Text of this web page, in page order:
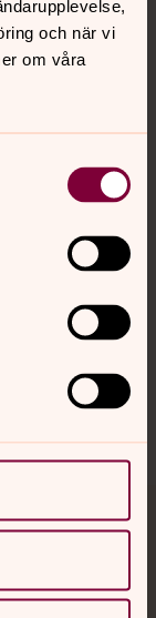
och när vi
om våra
anonymt